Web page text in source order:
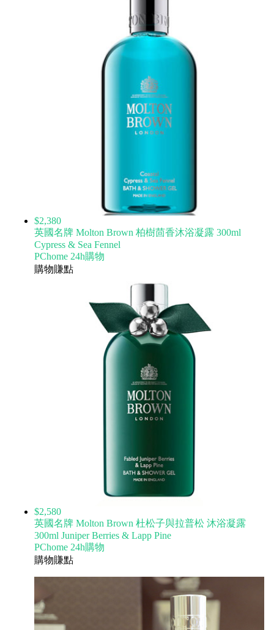
$2,380
英國名牌 Molton Brown 柏樹茴香沐浴凝露 300ml
Cypress & Sea Fennel
PChome 24h購物
購物賺點
$2,580
英國名牌 Molton Brown 杜松子與拉普松 沐浴凝露
300ml Juniper Berries & Lapp Pine
PChome 24h購物
購物賺點